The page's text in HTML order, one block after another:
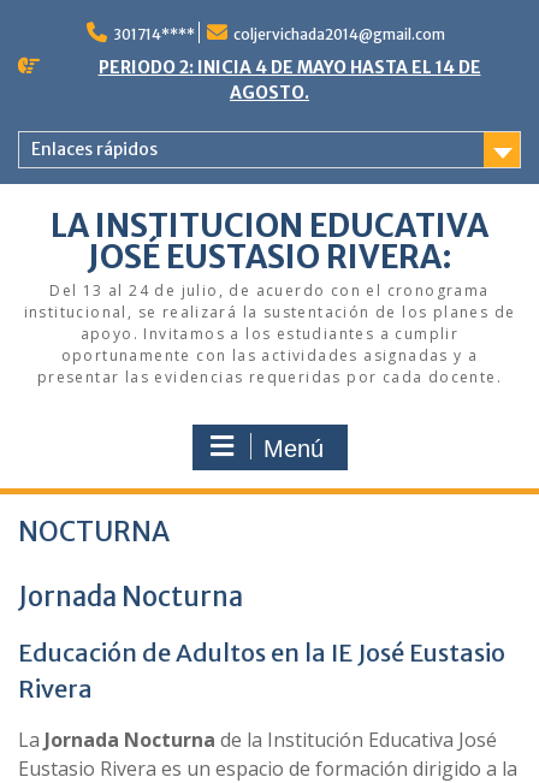
contenido
301714**** coljervichada2014@gmail.com
PERIODO 2: INICIA 4 DE MAYO HASTA EL 14 DE
AGOSTO.
Enlaces rápidos
LA INSTITUCION EDUCATIVA
JOSÉ EUSTASIO RIVERA:
Del 13 al 24 de julio, de acuerdo con el cronograma
institucional, se realizará la sustentación de los planes de
apoyo. Invitamos a los estudiantes a cumplir
oportunamente con las actividades asignadas y a
presentar las evidencias requeridas por cada docente.
Menú
NOCTURNA
Jornada Nocturna
Educación de Adultos en la IE José Eustasio
Rivera
La Jornada Nocturna de la Institución Educativa José
Eustasio Rivera es un espacio de formación dirigido a la